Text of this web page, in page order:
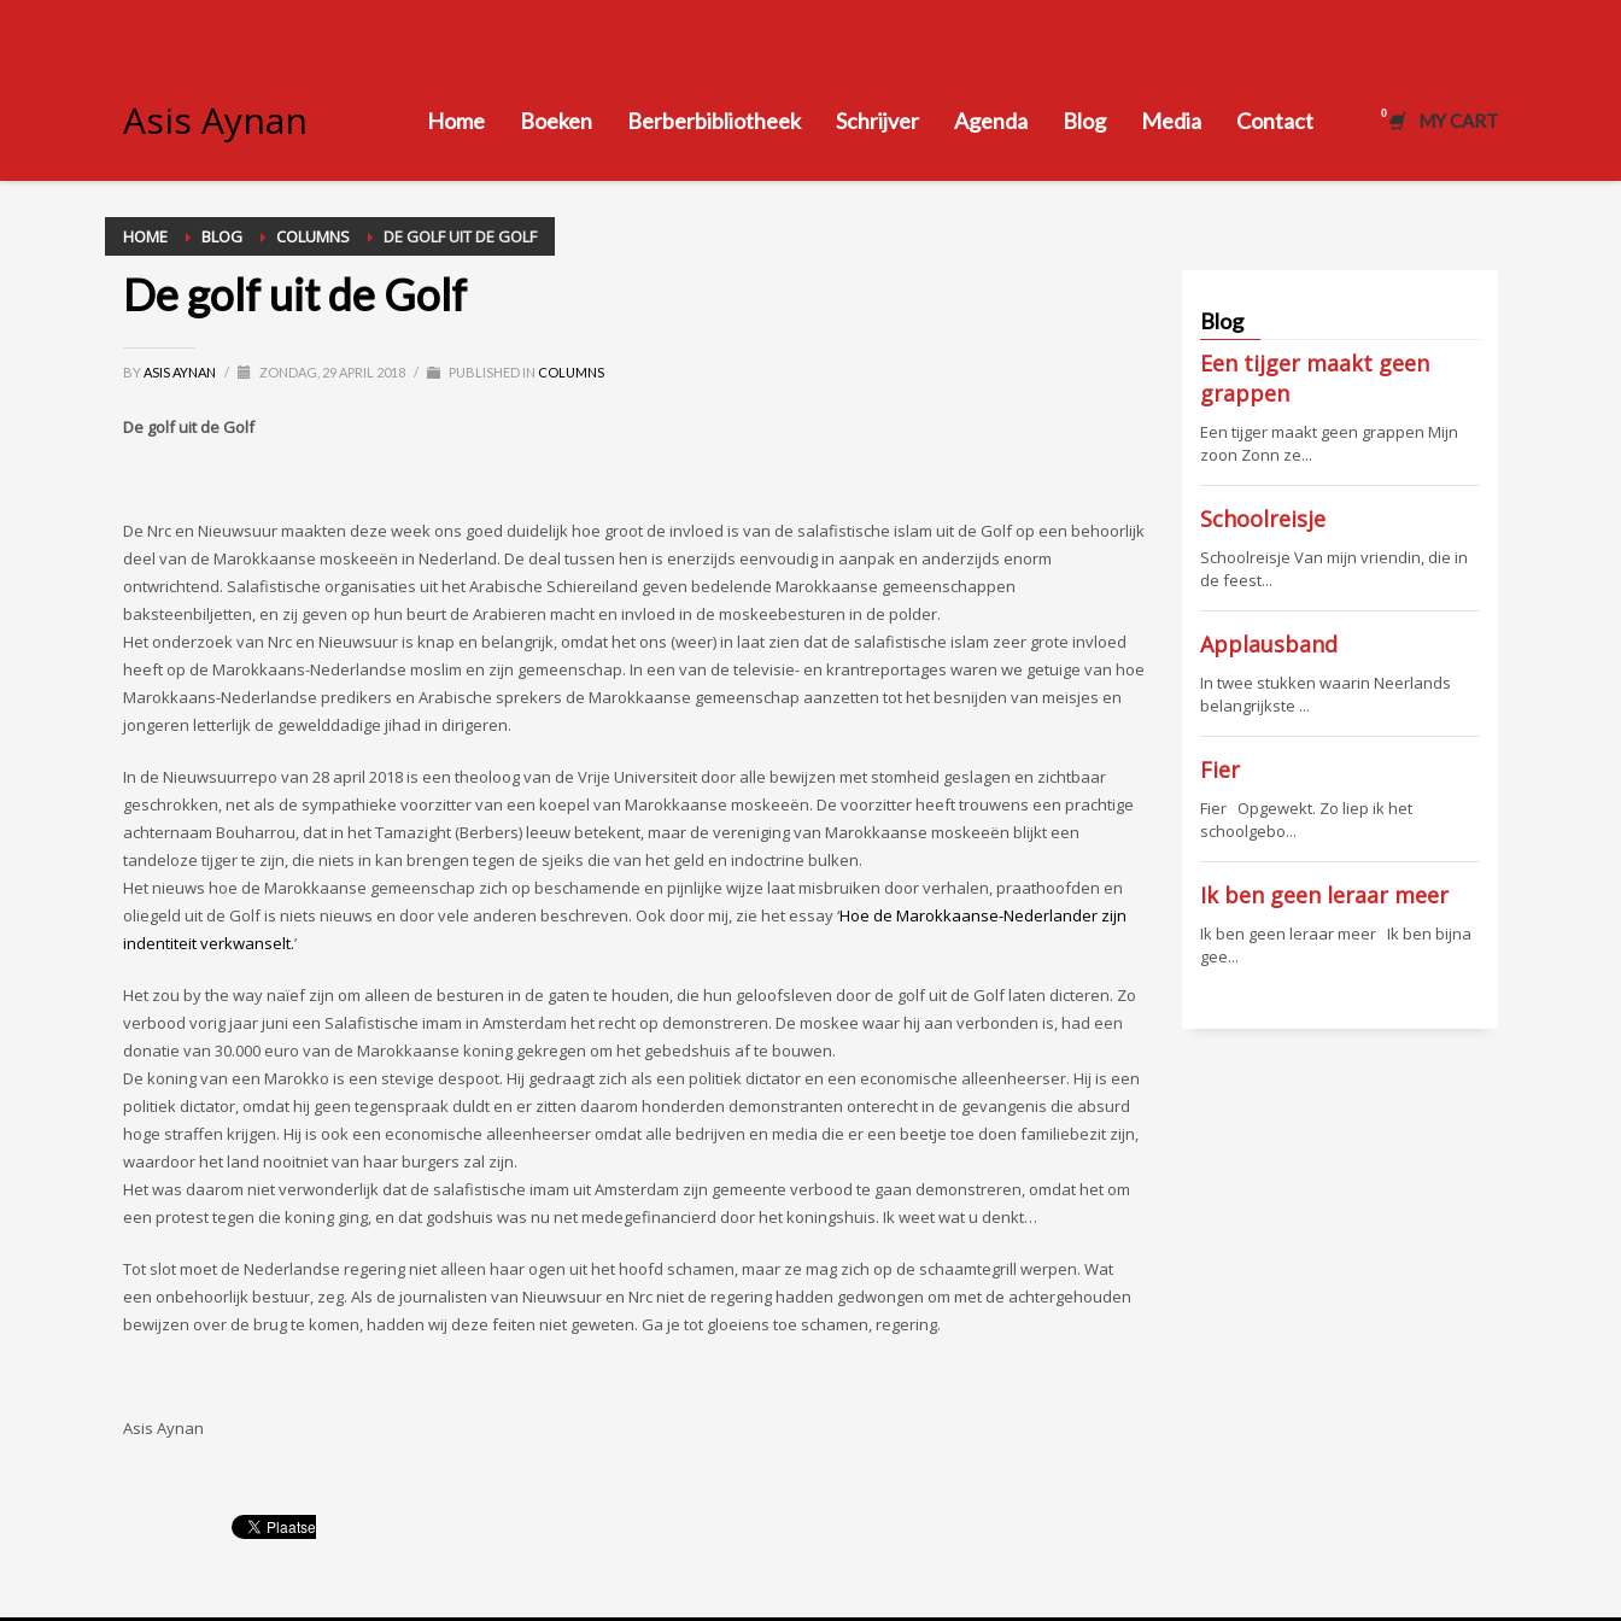
Asis Aynan Home Boeken Berberbibliotheek Schrijver Agenda Blog Media Contact MY CART
HOME BLOG COLUMNS DE GOLF UIT DE GOLF
De golf uit de Golf
BYASIS AYNAN / ZONDAG, 29 APRIL 2018 / PUBLISHED IN COLUMNS
De golf uit de Golf
De Nrc en Nieuwsuur maakten deze week ons goed duidelijk hoe groot de invloed is van de salafistische islam uit de Golf op een behoorlijk
deel van de Marokkaanse moskeeën in Nederland. De deal tussen hen is enerzijds eenvoudig in aanpak en anderzijds enorm
ontwrichtend. Salafistische organisaties uit het Arabische Schiereiland geven bedelende Marokkaanse gemeenschappen
baksteenbiljetten, en zij geven op hun beurt de Arabieren macht en invloed in de moskeebesturen in de polder.
Het onderzoek van Nrc en Nieuwsuur is knap en belangrijk, omdat het ons (weer) in laat zien dat de salafistische islam zeer grote invloed
heeft op de Marokkaans-Nederlandse moslim en zijn gemeenschap. In een van de televisie- en krantreportages waren we getuige van hoe
Marokkaans-Nederlandse predikers en Arabische sprekers de Marokkaanse gemeenschap aanzetten tot het besnijden van meisjes en
jongeren letterlijk de gewelddadige jihad in dirigeren.
In de Nieuwsuurrepo van 28 april 2018 is een theoloog van de Vrije Universiteit door alle bewijzen met stomheid geslagen en zichtbaar
geschrokken, net als de sympathieke voorzitter van een koepel van Marokkaanse moskeeën. De voorzitter heeft trouwens een prachtige
achternaam Bouharrou, dat in het Tamazight (Berbers) leeuw betekent, maar de vereniging van Marokkaanse moskeeën blijkt een
tandeloze tijger te zijn, die niets in kan brengen tegen de sjeiks die van het geld en indoctrine bulken.
Het nieuws hoe de Marokkaanse gemeenschap zich op beschamende en pijnlijke wijze laat misbruiken door verhalen, praathoofden en
oliegeld uit de Golf is niets nieuws en door vele anderen beschreven. Ook door mij, zie het essay ‘Hoe de Marokkaanse-Nederlander zijn
indentiteit verkwanselt.’
Het zou by the way naïef zijn om alleen de besturen in de gaten te houden, die hun geloofsleven door de golf uit de Golf laten dicteren. Zo
verbood vorig jaar juni een Salafistische imam in Amsterdam het recht op demonstreren. De moskee waar hij aan verbonden is, had een
donatie van 30.000 euro van de Marokkaanse koning gekregen om het gebedshuis af te bouwen.
De koning van een Marokko is een stevige despoot. Hij gedraagt zich als een politiek dictator en een economische alleenheerser. Hij is een
politiek dictator, omdat hij geen tegenspraak duldt en er zitten daarom honderden demonstranten onterecht in de gevangenis die absurd
hoge straffen krijgen. Hij is ook een economische alleenheerser omdat alle bedrijven en media die er een beetje toe doen familiebezit zijn,
waardoor het land nooitniet van haar burgers zal zijn.
Het was daarom niet verwonderlijk dat de salafistische imam uit Amsterdam zijn gemeente verbood te gaan demonstreren, omdat het om
een protest tegen die koning ging, en dat godshuis was nu net medegefinancierd door het koningshuis. Ik weet wat u denkt…
Tot slot moet de Nederlandse regering niet alleen haar ogen uit het hoofd schamen, maar ze mag zich op de schaamtegrill werpen. Wat
een onbehoorlijk bestuur, zeg. Als de journalisten van Nieuwsuur en Nrc niet de regering hadden gedwongen om met de achtergehouden
bewijzen over de brug te komen, hadden wij deze feiten niet geweten. Ga je tot gloeiens toe schamen, regering.
Asis Aynan
Blog
Een tijger maakt geen
grappen
Een tijger maakt geen grappen Mijn
zoon Zonn ze...
Schoolreisje
Schoolreisje Van mijn vriendin, die in
de feest...
Applausband
In twee stukken waarin Neerlands
belangrijkste ...
Fier
Fier Opgewekt. Zo liep ik het
schoolgebo...
Ik ben geen leraar meer
Ik ben geen leraar meer Ik ben bijna
gee...